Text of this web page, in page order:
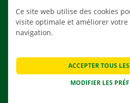
AGENCES
Ce site web utilise des cookies
visite optimale et améliorer votre
navigation.
MODIFIER LES
ACCEPTER TOUS